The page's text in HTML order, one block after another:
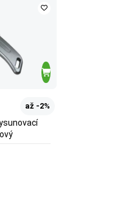
až -2%